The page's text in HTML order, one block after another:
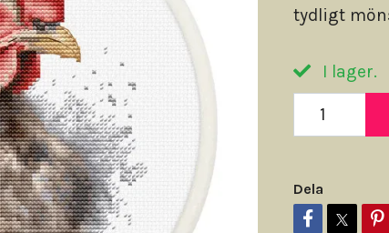
tydligt
I lager.
Dela